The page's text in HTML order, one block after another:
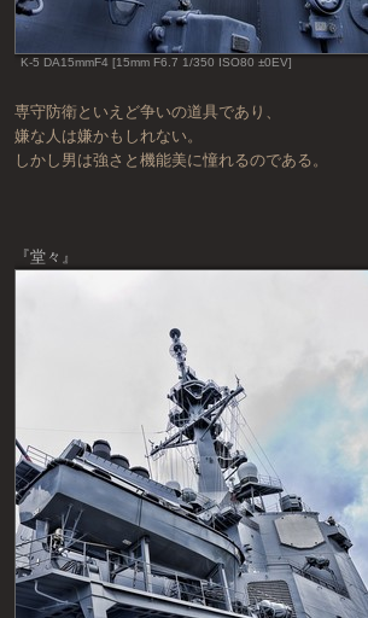
K-5 DA15mmF4 [15mm F6.7 1/350 ISO80 ±0EV]
専守防衛といえど争いの道具であり、
嫌な人は嫌かもしれない。
しかし男は強さと機能美に憧れるのである。
『堂々』